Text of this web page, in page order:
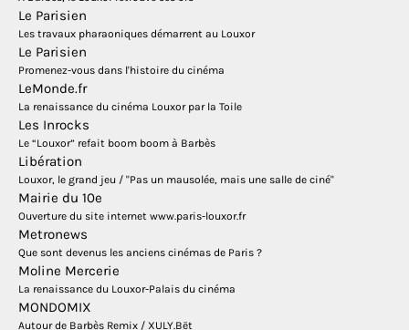
Le Parisien
Les travaux pharaoniques démarrent au Louxor
Le Parisien
Promenez-vous dans l'histoire du cinéma
LeMonde.fr
La renaissance du cinéma Louxor par la Toile
Les Inrocks
Le “Louxor” refait boom boom à Barbès
Libération
Louxor, le grand jeu / "Pas un mausolée, mais une salle de ciné"
Mairie du 10e
Ouverture du site internet www.paris-louxor.fr
Metronews
Que sont devenus les anciens cinémas de Paris ?
Moline Mercerie
La renaissance du Louxor-Palais du cinéma
MONDOMIX
Autour de Barbès Remix / XULY.Bët